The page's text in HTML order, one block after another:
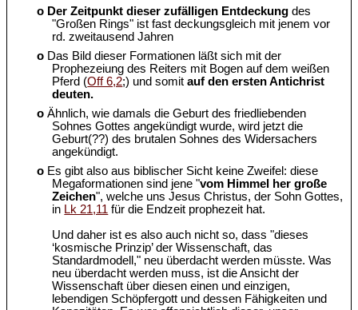
o Der Zeitpunkt dieser zufälligen Entdeckung des
"Großen Rings" ist fast deckungsgleich mit jenem vor
rd. zweitausend Jahren
o Das Bild dieser Formationen läßt sich mit der
Prophezeiung des Reiters mit Bogen auf dem weißen
Pferd (Off 6,2;) und somitauf den ersten Antichrist
deuten.
o Ähnlich, wie damals die Geburt des friedliebenden
Sohnes Gottes angekündigt wurde, wird jetzt die
Geburt(??) des brutalen Sohnes des Widersachers
angekündigt.
o Es gibt also aus biblischer Sicht keine Zweifel: diese
Megaformationen sind jene "vom Himmel her große
Zeichen", welche uns Jesus Christus, der Sohn Gottes,
in Lk 21,11 für die Endzeit prophezeit hat.
Und daher ist es also auch nicht so, dass "dieses
‘kosmische Prinzip’ der Wissenschaft, das
Standardmodell," neu überdacht werden müsste. Was
neu überdacht werden muss, ist die Ansicht der
Wissenschaft über diesen einen und einzigen,
lebendigen Schöpfergott und dessen Fähigkeiten und